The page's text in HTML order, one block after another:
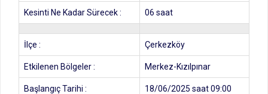
Kesinti Ne Kadar Sürecek : 06 saat
İlçe : Çerkezköy
Etkilenen Bölgeler : Merkez-Kızılpınar
Başlangıç Tarihi : 18/06/2025 saat 09:00